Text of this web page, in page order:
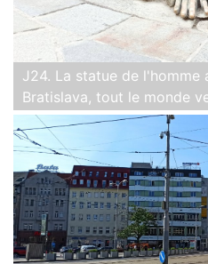
J24. La statue de l'homme
Bratislava, tout le monde